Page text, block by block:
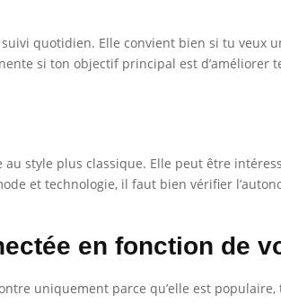
quotidien. Elle convient bien si tu veux
si ton objectif principal est d’améliorer
style plus classique. Elle peut être
et technologie, il faut bien vérifier
en fonction de
uniquement parce qu’elle est